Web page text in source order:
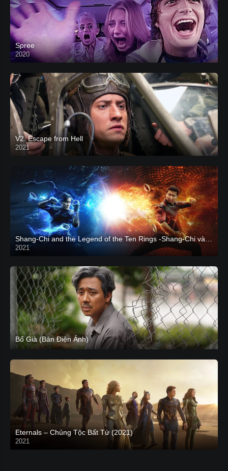
Spree
2020
V2. Escape from Hell
2021
2021
CAM
Bố Già (Bản Điện Ảnh)
Eternals – Chủng Tộc Bất Tử (2021)
2021
Trailer